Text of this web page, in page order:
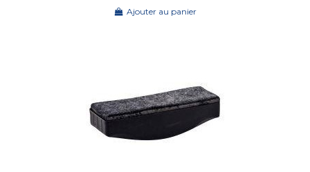
Ajouter au panier